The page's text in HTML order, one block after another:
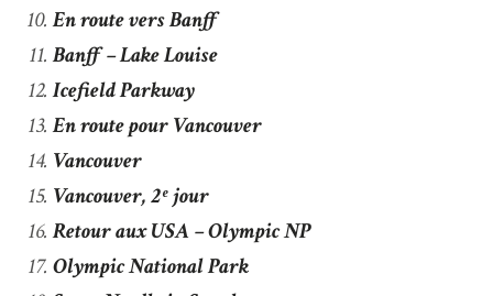
En route vers Banff
Banff – Lake Louise
Icefield Parkway
En route pour Vancouver
Vancouver
Vancouver, 2ᵉ jour
Retour aux USA – Olympic NP
Olympic National Park